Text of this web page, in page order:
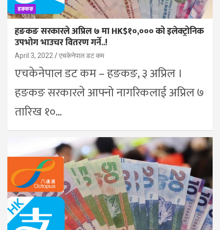
हङकङ
हङकङ सरकारले अप्रिल ७ मा HK$१०,००० को इलेक्ट्रोनिक
उपभोग भाउचर वितरण गर्ने..!
April 3, 2022 एचकेनेपाल डट कम
एचकेनेपाल डट कम – हङकङ, ३ अप्रिल ।
हङकङ सरकारले आफ्नो नागरिकलाई अप्रिल ७
तारिख १०…